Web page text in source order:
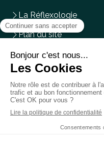
La Réflexologie
Plan du site
DuLundiauMercredi
14h